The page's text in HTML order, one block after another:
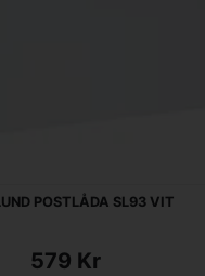
POSTLÅDA SL93 VIT
579 Kr